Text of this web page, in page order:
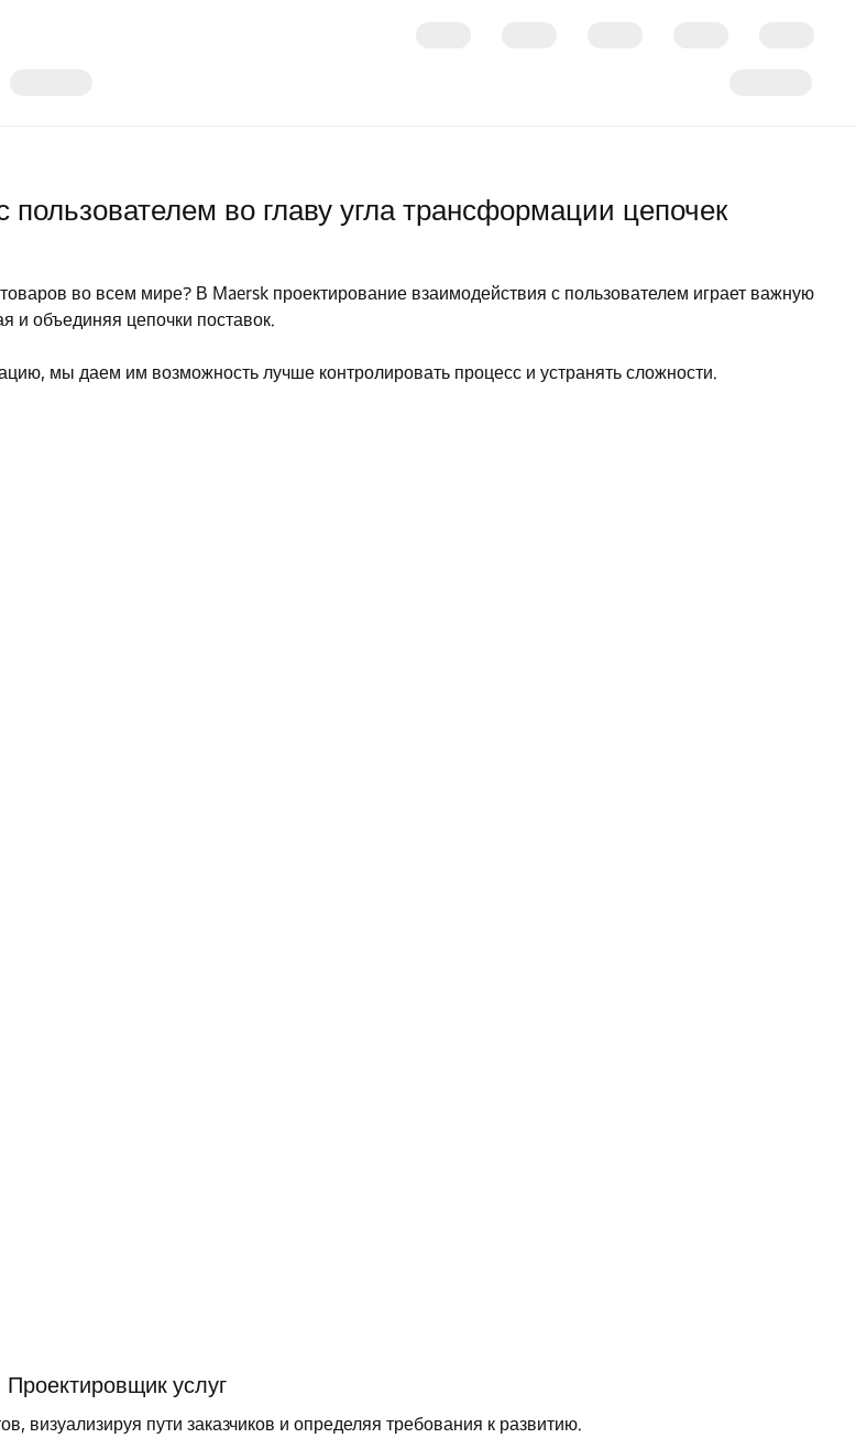
во главу угла трансформации цепочек
во всем мире? В Maersk проектирование взаимодействия с пользователем играет важную
и объединяя цепочки поставок.
мы даем им возможность лучше контролировать процесс и устранять сложности.
Проектировщик услуг
визуализируя пути заказчиков и определяя требования к развитию.